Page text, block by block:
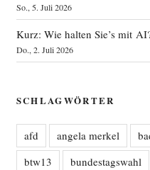
So., 5. Juli 2026
Kurz: Wie halten Sie’s mit
Do., 2. Juli 2026
SCHLAGWÖRTER
afd angela merkel
btw13
bundestagswahl